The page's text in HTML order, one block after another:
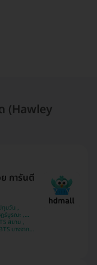
(Hawley
การันตี
หนองแขม , บางรัก , ราชเทวี , บริการถึงบ้าน , บางนา , คลองเตย , ตลิ่งชัน